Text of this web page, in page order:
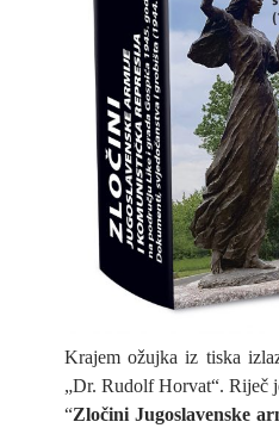
Krajem ožujka iz tiska
„Dr. Rudolf Horvat“. Riječ
“Zločini Jugoslavenske